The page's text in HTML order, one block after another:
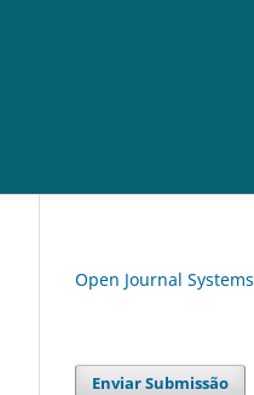
Open Journal Systems
Enviar Submissão